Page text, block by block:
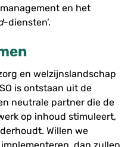
en het
-diensten’.
en welzijnslandschap
is ontstaan uit de
neutrale partner die de
op inhoud stimuleert,
Willen we